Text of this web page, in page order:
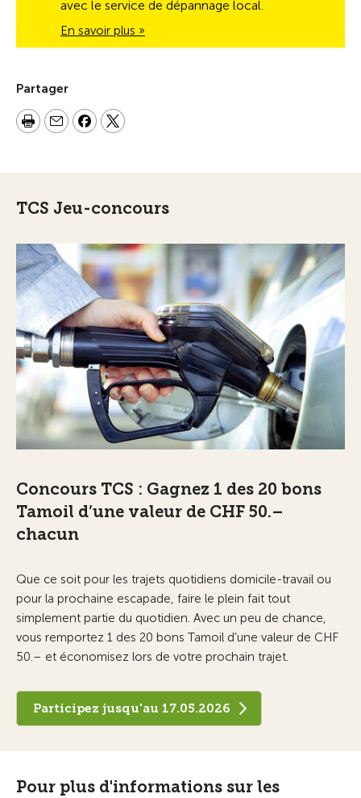
avec le service de dépannage local.
En savoir plus »
Partager
TCS Jeu-concours
Concours TCS : Gagnez 1 des 20 bons
Tamoil d’une valeur de CHF 50.–
chacun
Que ce soit pour les trajets quotidiens domicile-travail ou
pour la prochaine escapade, faire le plein fait tout
simplement partie du quotidien. Avec un peu de chance,
vous remportez 1 des 20 bons Tamoil d’une valeur de CHF
50.– et économisez lors de votre prochain trajet.
Participez jusqu'au 17.05.2026
Pour plus d'informations sur les